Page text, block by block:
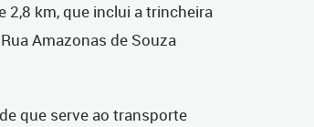
2,8 km, que inclui a trincheira
Amazonas de Souza
que serve ao transporte